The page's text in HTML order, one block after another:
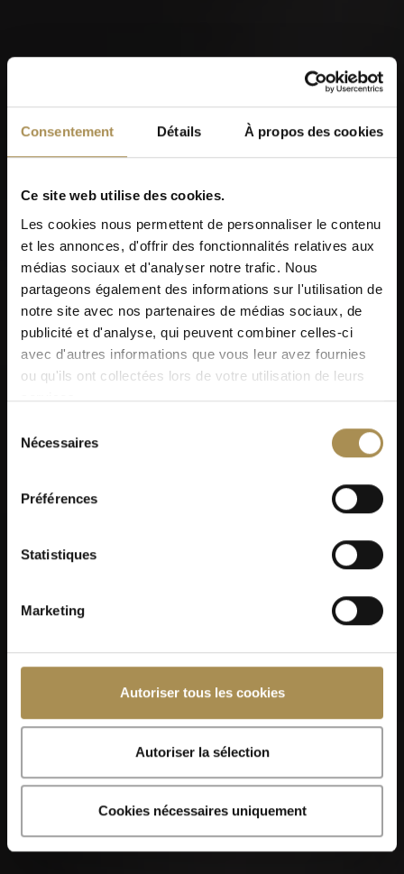
Consentement Détails À propos des cookies
Ce site web utilise des cookies.
Les cookies nous permettent de personnaliser le contenu
et les annonces, d'offrir des fonctionnalités relatives aux
médias sociaux et d'analyser notre trafic. Nous
partageons également des informations sur l'utilisation de
notre site avec nos partenaires de médias sociaux, de
publicité et d'analyse, qui peuvent combiner celles-ci
avec d'autres informations que vous leur avez fournies
ou qu'ils ont collectées lors de votre utilisation de leurs
services.
Nécessaires
Préférences
Statistiques
Marketing
Autoriser tous les cookies
Autoriser la sélection
Cookies nécessaires uniquement